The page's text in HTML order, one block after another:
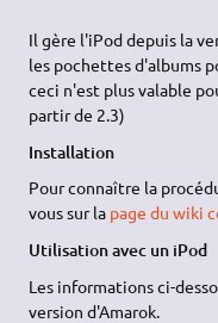
Il gère l'iPod depuis la
les pochettes d'albums
ceci n'est plus valable
partir de 2.3)
Installation
Pour connaître la
vous sur la page du wiki
Utilisation avec un iPod
Les informations ci-
version d'Amarok.